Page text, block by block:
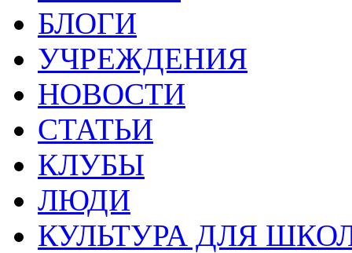
БЛОГИ
УЧРЕЖДЕНИЯ
НОВОСТИ
СТАТЬИ
КЛУБЫ
ЛЮДИ
КУЛЬТУРА ДЛЯ